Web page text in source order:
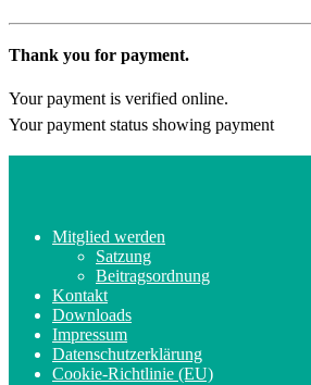
Thank you for payment.
Your payment is verified online.
Your payment status showing payment
Mitglied werden
Satzung
Beitragsordnung
Kontakt
Downloads
Impressum
Datenschutzerklärung
Cookie-Richtlinie (EU)